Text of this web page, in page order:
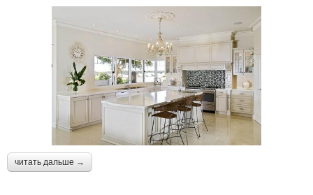
читать дальше →